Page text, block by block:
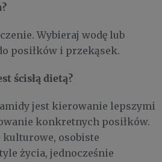
Wybieraj wodę lub
posiłków i przekąsek.
ścisłą dietą?
jest kierowanie lepszymi
konkretnych posiłków.
kulturowe, osobiste
życia, jednocześnie